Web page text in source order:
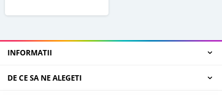
INFORMATII
DE CE SA NE ALEGETI